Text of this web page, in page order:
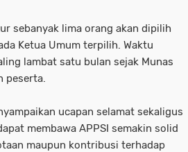
sebanyak lima orang akan dipilih
Ketua Umum terpilih. Waktu
lambat satu bulan sejak Munas
peserta.
ucapan selamat sekaligus
membawa APPSI semakin solid
maupun kontribusi terhadap